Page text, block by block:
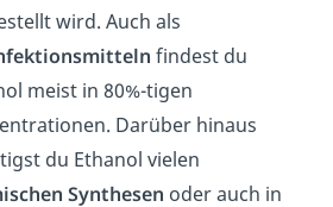
wird. Auch als
findest du
meist in 80%-tigen
Darüber hinaus
du Ethanol vielen
Synthesen oder auch in